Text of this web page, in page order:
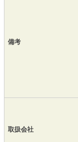
備考
取扱会社